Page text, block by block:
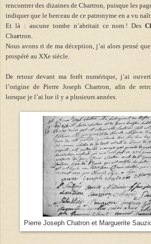
rencontrer des dizaines de Chartron, puisque les
indiquer que le berceau de ce patronyme en a vu
Et là : aucune tombe n’abritait ce nom ! Des
Chartron.
Nous avons ri de ma déception, j’ai alors pensé
prospéré au XXe siècle.
De retour devant ma forêt numérique, j’ai
l’origine de Pierre Joseph Chartron, afin de
lorsque je l’ai lue il y a plusieurs années.
Pierre Joseph Chatron et Marguerite